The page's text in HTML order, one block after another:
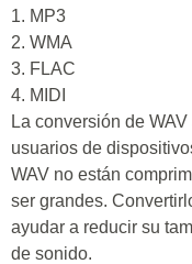
1. MP3
2. WMA
3. FLAC
4. MIDI
La conversión de
usuarios de
WAV no están
ser grandes.
ayudar a reducir su
de sonido.